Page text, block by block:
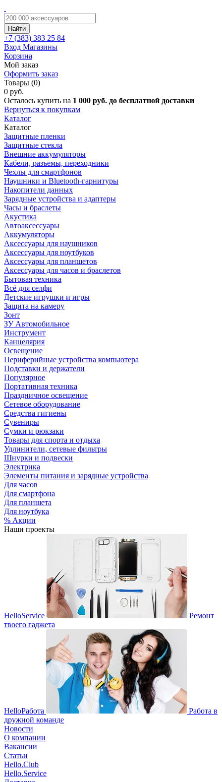
Найти
+7 (383) 383 25 84
Вход Магазины
Корзина
Мой заказ
Оформить заказ
Товары (0)
0 руб.
Осталось купить на 1 000 руб. до бесплатной доставки
Вернуться к покупкам
Каталог
Каталог
Защитные пленки
Защитные стекла
Внешние аккумуляторы
Кабели, разъемы, переходники
Чехлы для смартфонов
Наушники и Bluetooth-гарнитуры
Накопители данных
Зарядные устройства и адаптеры
Часы и браслеты
Акустика
Автоаксессуары
Аккумуляторы
Аксессуары для наушников
Аксессуары для ноутбуков
Аксессуары для планшетов
Аксессуары для часов и браслетов
Бытовая техника
Всё для селфи
Детские игрушки и игры
Защита на камеру
Зонт
ЗУ Автомобильное
Инструмент
Канцелярия
Освещение
Периферийные устройства компьютера
Подставки и держатели
Популярное
Портативная техника
Праздничное освещение
Сетевое оборудование
Средства гигиены
Сувениры
Сумки и рюкзаки
Товары для спорта и отдыха
Удлинители, сетевые фильтры
Шнурки и подвески
Электрика
Элементы питания и зарядные устройства
Для часов
Для смартфона
Для планшета
Для ноутбука
% Акции
Наши проекты
HelloService
Ремонт
твоего гаджета
HelloРабота
Работа в
дружной команде
Новости
О компании
Вакансии
Статьи
Hello.Club
Hello.Service